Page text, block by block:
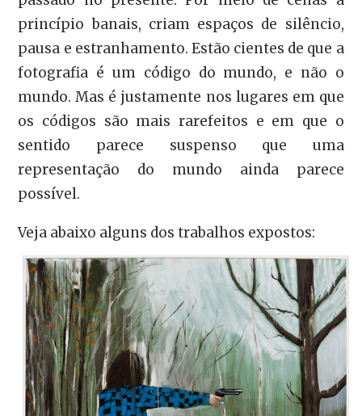
princípio banais, criam espaços de silêncio,
pausa e estranhamento. Estão cientes de que a
fotografia é um código do mundo, e não o
mundo. Mas é justamente nos lugares em que
os códigos são mais rarefeitos e em que o
sentido parece suspenso que uma
representação do mundo ainda parece
possível.
Veja abaixo alguns dos trabalhos expostos: